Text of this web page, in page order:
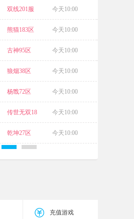
双线201服 今天10:00
熊猫183区 今天10:00
古神95区 今天10:00
狼烟38区 今天10:00
杨戬72区 今天10:00
传世无双18
区
今天10:00
乾坤27区 今天10:00
充值游戏